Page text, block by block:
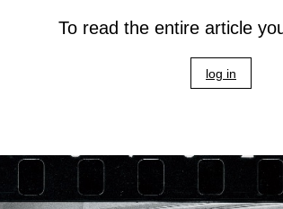
To read the entire article
log in